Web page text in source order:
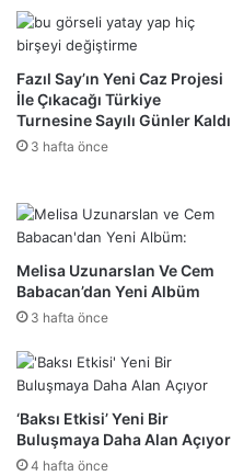
Fazıl Say’ın Yeni Caz Projesi
İle Çıkacağı Türkiye
Turnesine Sayılı Günler Kaldı
3 hafta önce
Melisa Uzunarslan Ve Cem
Babacan’dan Yeni Albüm
3 hafta önce
‘Baksı Etkisi’ Yeni Bir
Buluşmaya Daha Alan Açıyor
4 hafta önce